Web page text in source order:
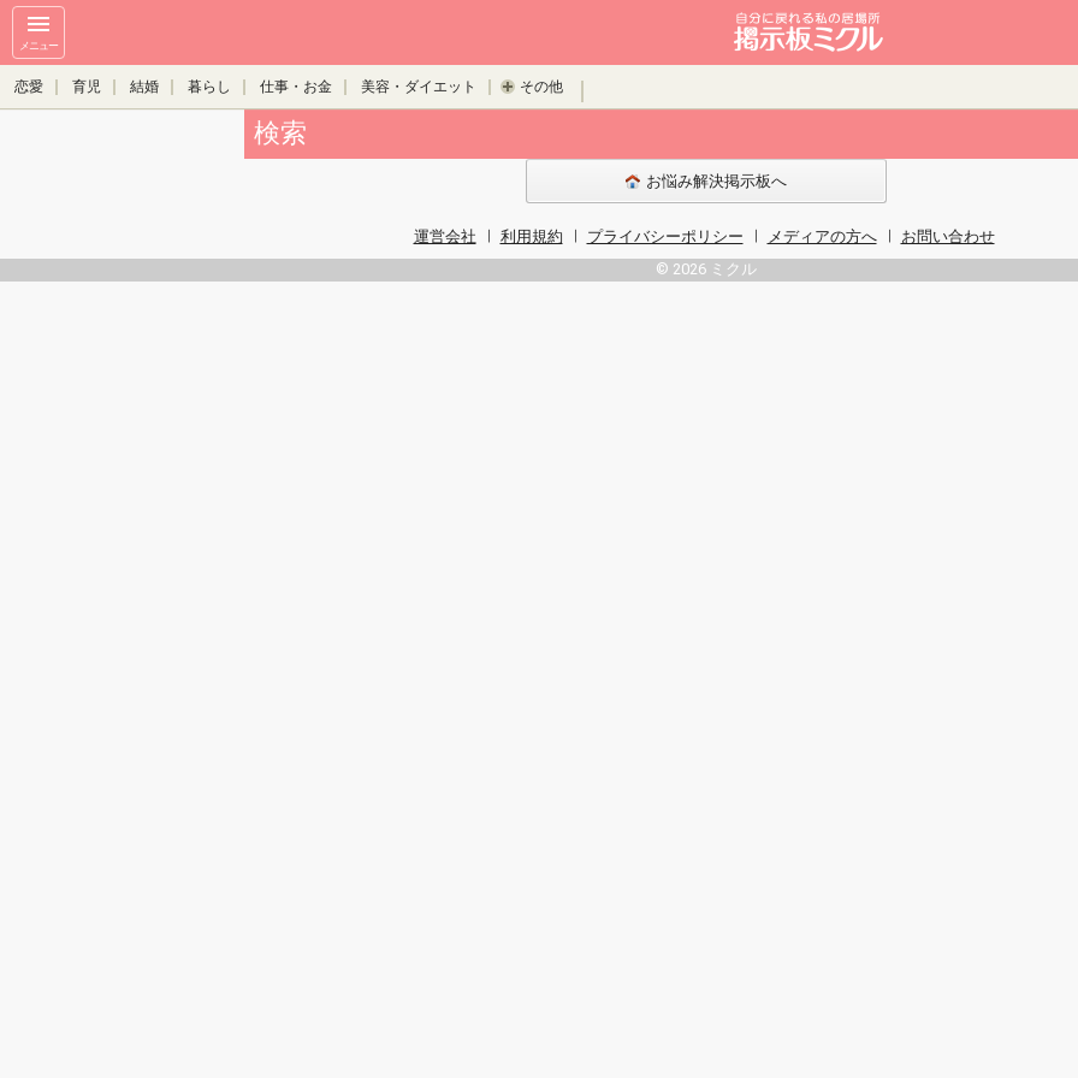
メニュー
恋愛 育児 結婚 暮らし 仕事・お金 美容・ダイエット その他
検索
お悩み解決掲示板へ
運営会社 利用規約 プライバシーポリシー メディアの方へ
お問い合わせ
© 2026 ミクル